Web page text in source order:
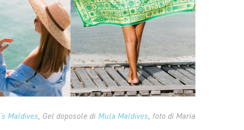
Maldives, Gel doposole di Mula Maldives, foto di Maria